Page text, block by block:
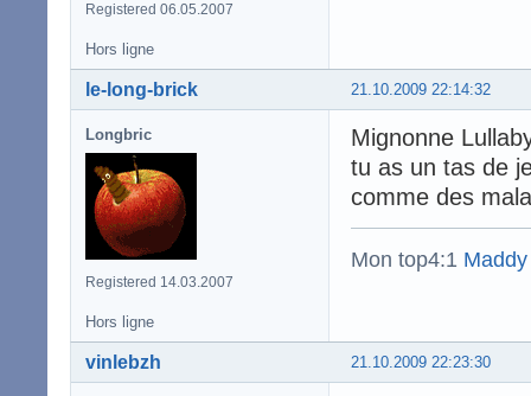
Registered 06.05.2007
Hors ligne
21.10.2009 22:14:32
le-long-brick
Longbric
Registered 14.03.2007
Mignonne
tu as un tas de
comme des
Mon top4:1
Hors ligne
21.10.2009 22:23:30
vinlebzh